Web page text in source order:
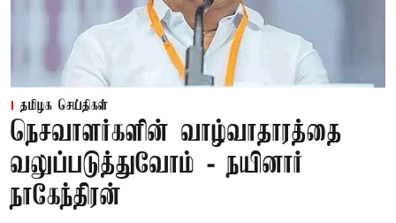
தமிழக செய்திகள்
நெசவாளர்களின் வாழ்வாதாரத்தை
வலுப்படுத்துவோம் - நயினார்
நாகேந்திரன்